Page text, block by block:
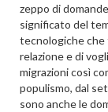
zeppo di
significato del
tecnologiche che
relazione e di
migrazioni così
populismo, dal
sono anche le